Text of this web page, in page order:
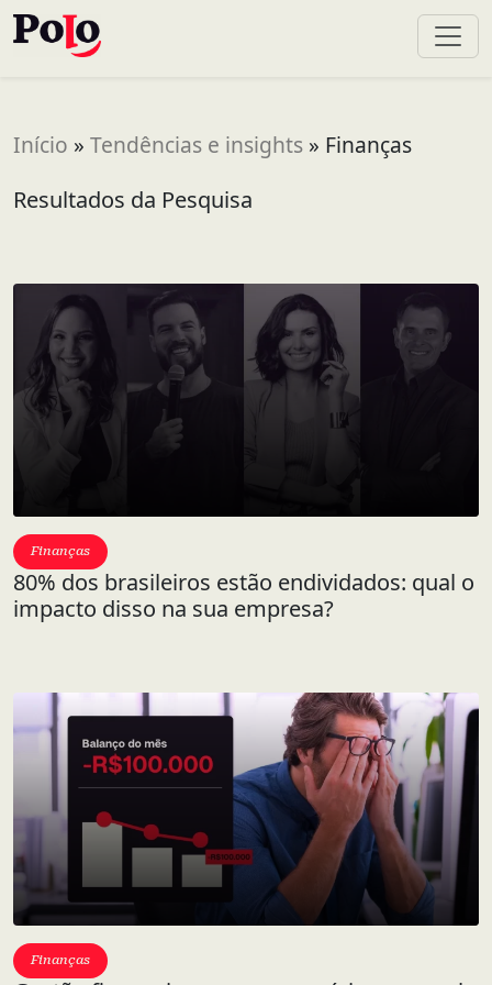
Início » Tendências e insights » Finanças
Resultados da Pesquisa
Finanças
80% dos brasileiros estão endividados: qual o
impacto disso na sua empresa?
Finanças